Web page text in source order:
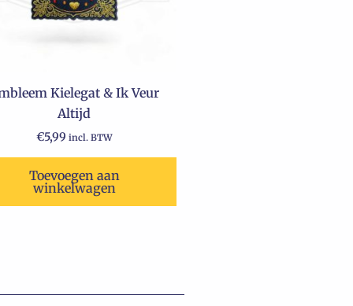
Kielegat & Ik Veur
Altijd
€5,99 incl. BTW
Toevoegen aan
winkelwagen